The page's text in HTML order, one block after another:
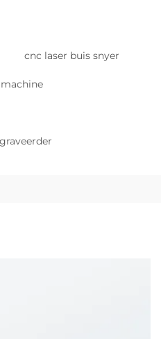
cnc laser buis snyer